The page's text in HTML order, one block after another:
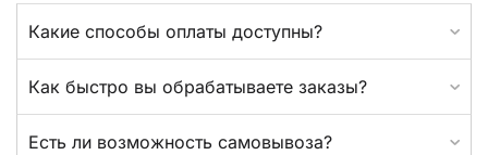
Какие способы оплаты доступны?
Как быстро вы обрабатываете заказы?
Есть ли возможность самовывоза?